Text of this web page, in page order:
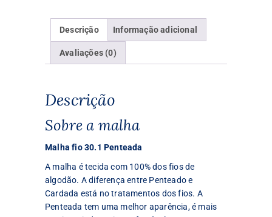
Descrição Informação adicional
Avaliações (0)
Descrição
Sobre a malha
Malha fio 30.1 Penteada
A malha é tecida com 100% dos fios de
algodão. A diferença entre Penteado e
Cardada está no tratamentos dos fios. A
Penteada tem uma melhor aparência, é mais